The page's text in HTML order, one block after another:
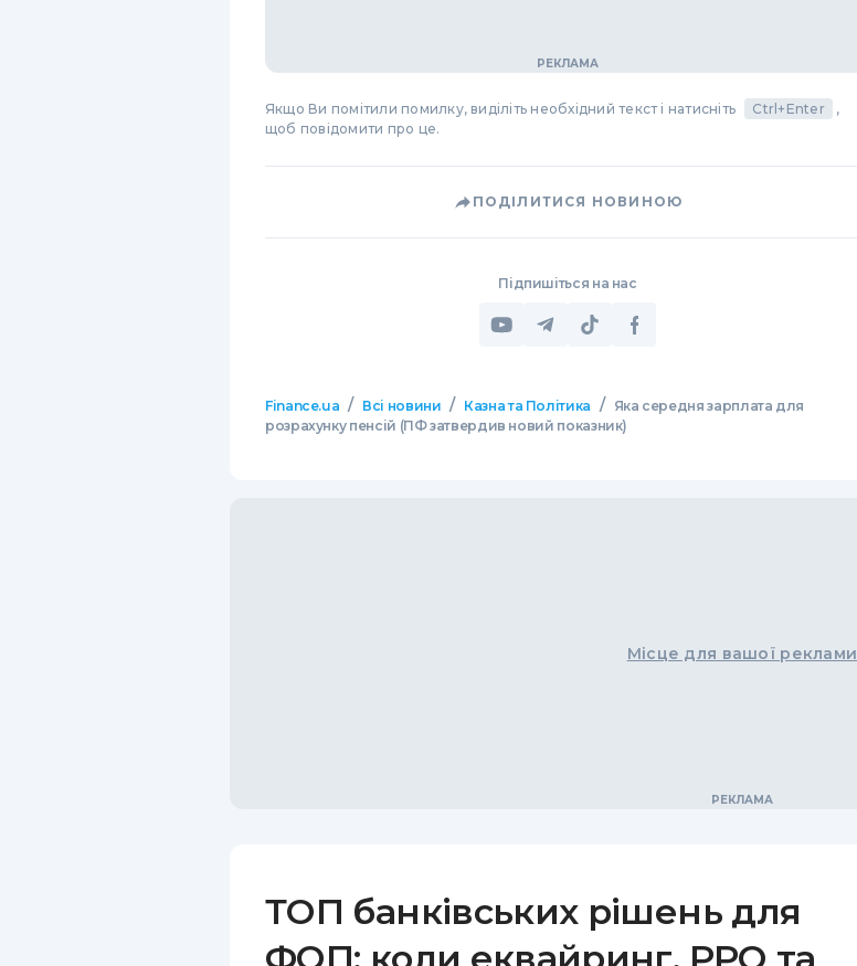
Якщо Ви помітили помилку, виділіть необхідний текст і натисніть Ctrl+Enter
,
щоб повідомити про це.
ПОДІЛИТИСЯ НОВИНОЮ
Підпишіться на нас
Finance.ua / Всі новини / Казна та Політика /
Яка середня зарплата для
розрахунку пенсій (ПФ затвердив новий показник)
Місце для вашої реклами
ТОП банківських рішень для